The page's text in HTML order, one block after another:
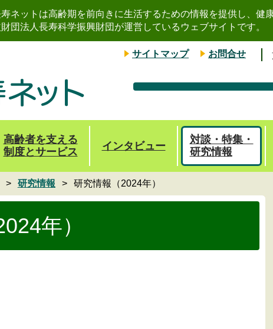
サイトマップ お問合せ
ネットは高齢期を前向きに生活するための情報を提供し、健
団法人長寿科学振興財団が運営しているウェブサイトです。
高齢者を支える
制度とサービス
インタビュー
対談・特集・
研究情報
研究情報 研究情報（2024年）
年）